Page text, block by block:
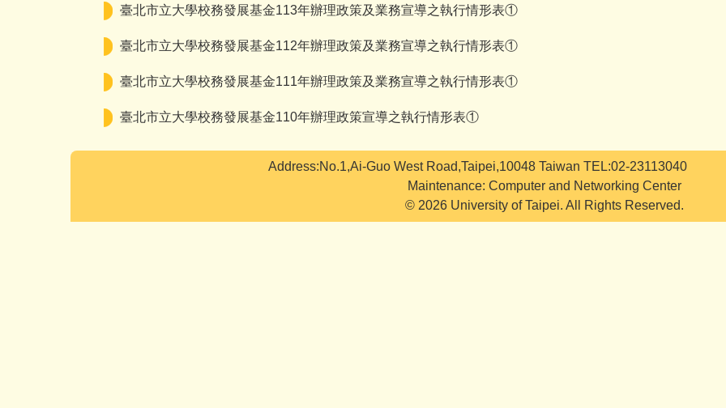
臺北市立大學校務發展基金113年辦理政策及業務宣導之執行情形表①
臺北市立大學校務發展基金112年辦理政策及業務宣導之執行情形表①
臺北市立大學校務發展基金111年辦理政策及業務宣導之執行情形表①
臺北市立大學校務發展基金110年辦理政策宣導之執行情形表①
Address:No.1,Ai-Guo West Road,Taipei,10048 Taiwan TEL:02-23113040
Maintenance: Computer and Networking Center
© 2026 University of Taipei. All Rights Reserved.